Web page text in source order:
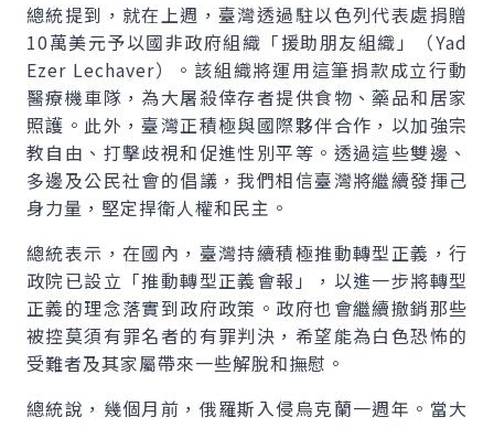
總統提到，就在上週，臺灣透過駐以色列代表處捐贈
10萬美元予以國非政府組織「援助朋友組織」（Yad
Ezer Lechaver）。該組織將運用這筆捐款成立行動
醫療機車隊，為大屠殺倖存者提供食物、藥品和居家
照護。此外，臺灣正積極與國際夥伴合作，以加強宗
教自由、打擊歧視和促進性別平等。透過這些雙邊、
多邊及公民社會的倡議，我們相信臺灣將繼續發揮己
身力量，堅定捍衛人權和民主。
總統表示，在國內，臺灣持續積極推動轉型正義，行
政院已設立「推動轉型正義會報」，以進一步將轉型
正義的理念落實到政府政策。政府也會繼續撤銷那些
被控莫須有罪名者的有罪判決，希望能為白色恐怖的
受難者及其家屬帶來一些解脫和撫慰。
總統說，幾個月前，俄羅斯入侵烏克蘭一週年。當大